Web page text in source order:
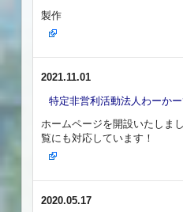
製作
2021.11.01
特定非営利活動法人わーか
ホームページを開設いたしま
覧にも対応しています！
2020.05.17